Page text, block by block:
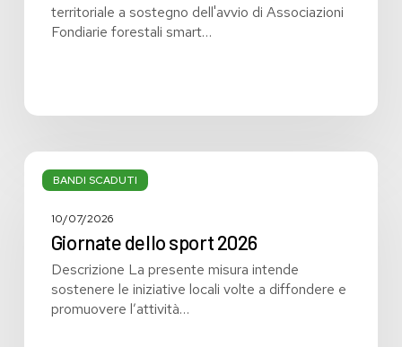
territoriale a sostegno dell'avvio di Associazioni
Fondiarie forestali smart…
BANDI SCADUTI
Giornate
dello
202610/07/2026
Giornate dello sport 2026
Descrizione La presente misura intende
sostenere le iniziative locali volte a diffondere e
promuovere l’attività…